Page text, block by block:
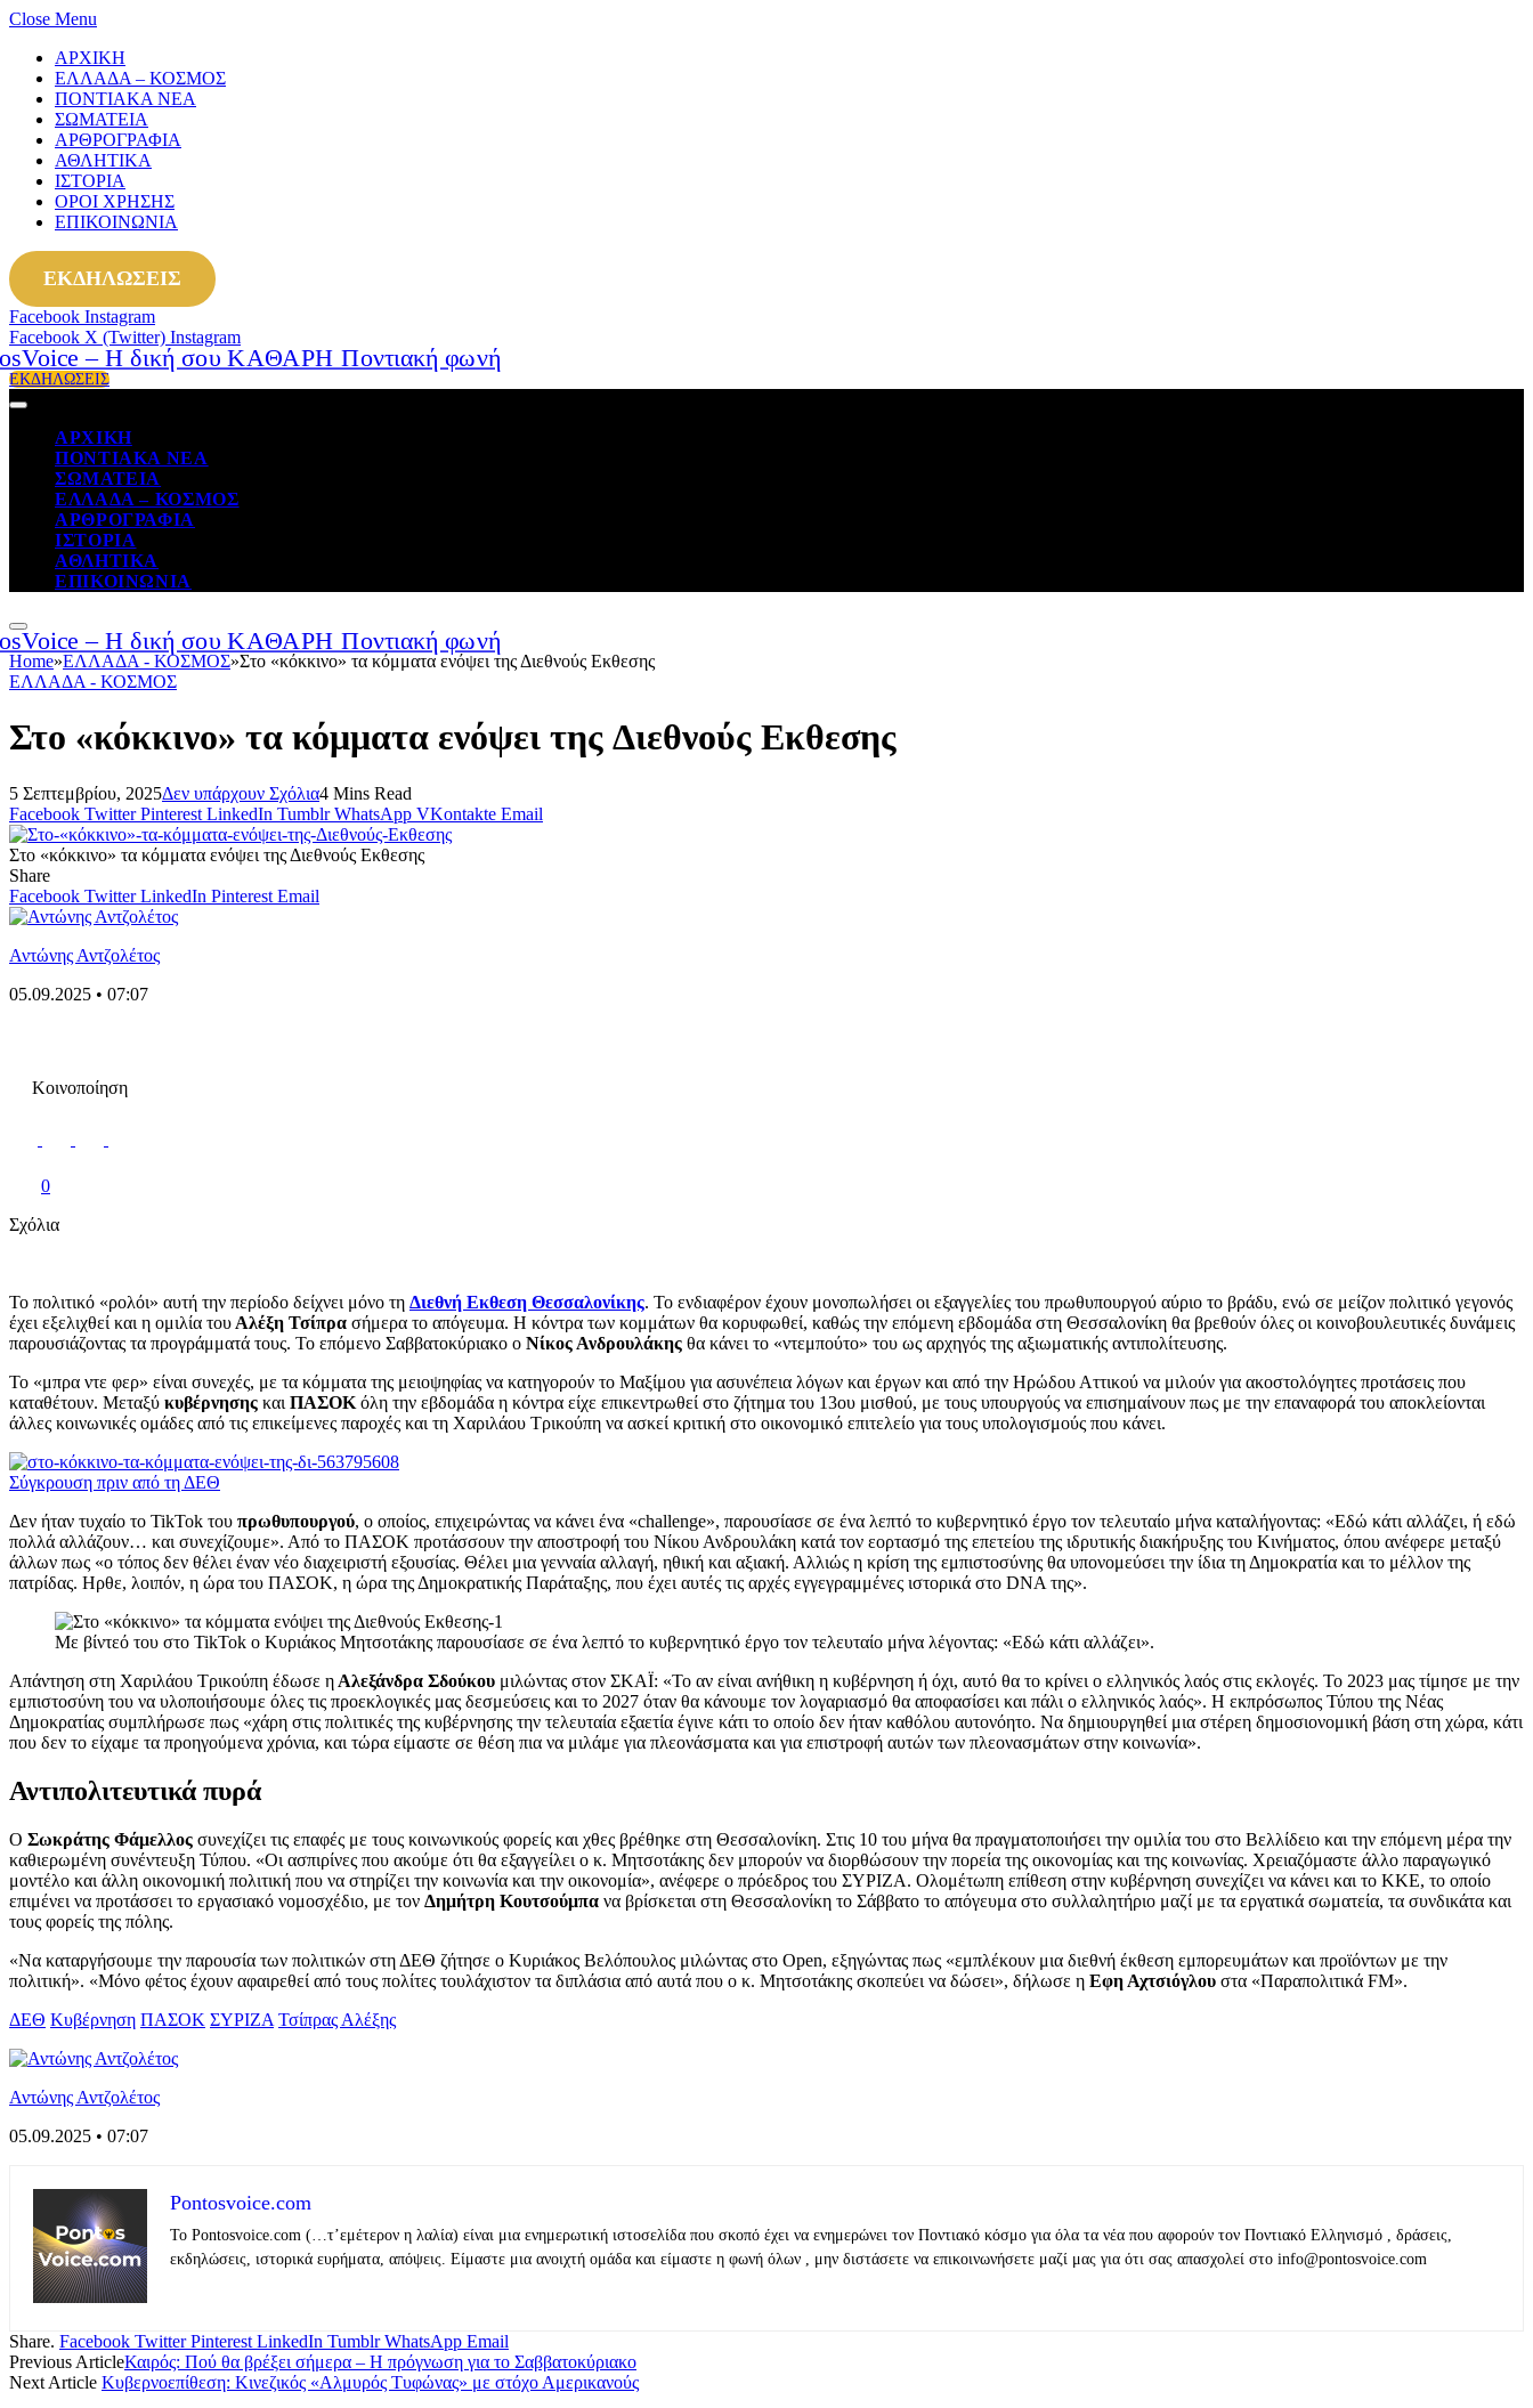
Close Menu
ΑΡΧΙΚΗ
ΕΛΛΑΔΑ – ΚΟΣΜΟΣ
ΠΟΝΤΙΑΚΑ ΝΕΑ
ΣΩΜΑΤΕΙΑ
ΑΡΘΡΟΓΡΑΦΙΑ
ΑΘΛΗΤΙΚΑ
ΙΣΤΟΡΙΑ
ΟΡΟΙ ΧΡΗΣΗΣ
ΕΠΙΚΟΙΝΩΝΙΑ
ΕΚΔΗΛΩΣΕΙΣ
Facebook Instagram
Facebook X (Twitter) Instagram
ΕΚΔΗΛΩΣΕΙΣ
ΑΡΧΙΚΗ
ΠΟΝΤΙΑΚΑ ΝΕΑ
ΣΩΜΑΤΕΙΑ
ΕΛΛΑΔΑ – ΚΟΣΜΟΣ
ΑΡΘΡΟΓΡΑΦΙΑ
ΙΣΤΟΡΙΑ
ΑΘΛΗΤΙΚΑ
ΕΠΙΚΟΙΝΩΝΙΑ
Home»ΕΛΛΑΔΑ - ΚΟΣΜΟΣ»Στο «κόκκινο» τα κόμματα ενόψει της Διεθνούς Εκθεσης
ΕΛΛΑΔΑ - ΚΟΣΜΟΣ
Στο «κόκκινο» τα κόμματα ενόψει της Διεθνούς Εκθεσης
5 Σεπτεμβρίου, 2025Δεν υπάρχουν Σχόλια4 Mins Read
Facebook Twitter Pinterest LinkedIn Tumblr WhatsApp VKontakte Email
Στο «κόκκινο» τα κόμματα ενόψει της Διεθνούς Εκθεσης
Share
Facebook Twitter LinkedIn Pinterest Email
Αντώνης Αντζολέτος
05.09.2025 • 07:07
Κοινοποίηση
0
Σχόλια
Το πολιτικό «ρολόι» αυτή την περίοδο δείχνει μόνο τη Διεθνή Εκθεση Θεσσαλονίκης. Το ενδιαφέρον έχουν μονοπωλήσει οι εξαγγελίες του πρωθυπουργού αύριο το βράδυ, ενώ σε μείζον πολιτικό γεγονός
έχει εξελιχθεί και η ομιλία του Αλέξη Τσίπρα σήμερα το απόγευμα. Η κόντρα των κομμάτων θα κορυφωθεί, καθώς την επόμενη εβδομάδα στη Θεσσαλονίκη θα βρεθούν όλες οι κοινοβουλευτικές δυνάμεις
παρουσιάζοντας τα προγράμματά τους. Το επόμενο Σαββατοκύριακο ο Νίκος Ανδρουλάκης θα κάνει το «ντεμπούτο» του ως αρχηγός της αξιωματικής αντιπολίτευσης.
Το «μπρα ντε φερ» είναι συνεχές, με τα κόμματα της μειοψηφίας να κατηγορούν το Μαξίμου για ασυνέπεια λόγων και έργων και από την Ηρώδου Αττικού να μιλούν για ακοστολόγητες προτάσεις που
καταθέτουν. Μεταξύ κυβέρνησης και ΠΑΣΟΚ όλη την εβδομάδα η κόντρα είχε επικεντρωθεί στο ζήτημα του 13ου μισθού, με τους υπουργούς να επισημαίνουν πως με την επαναφορά του αποκλείονται
άλλες κοινωνικές ομάδες από τις επικείμενες παροχές και τη Χαριλάου Τρικούπη να ασκεί κριτική στο οικονομικό επιτελείο για τους υπολογισμούς που κάνει.
Σύγκρουση πριν από τη ΔΕΘ
Δεν ήταν τυχαίο το TikTok του πρωθυπουργού, ο οποίος, επιχειρώντας να κάνει ένα «challenge», παρουσίασε σε ένα λεπτό το κυβερνητικό έργο τον τελευταίο μήνα καταλήγοντας: «Εδώ κάτι αλλάζει, ή εδώ
πολλά αλλάζουν… και συνεχίζουμε». Από το ΠΑΣΟΚ προτάσσουν την αποστροφή του Νίκου Ανδρουλάκη κατά τον εορτασμό της επετείου της ιδρυτικής διακήρυξης του Κινήματος, όπου ανέφερε μεταξύ
άλλων πως «ο τόπος δεν θέλει έναν νέο διαχειριστή εξουσίας. Θέλει μια γενναία αλλαγή, ηθική και αξιακή. Αλλιώς η κρίση της εμπιστοσύνης θα υπονομεύσει την ίδια τη Δημοκρατία και το μέλλον της
πατρίδας. Ηρθε, λοιπόν, η ώρα του ΠΑΣΟΚ, η ώρα της Δημοκρατικής Παράταξης, που έχει αυτές τις αρχές εγγεγραμμένες ιστορικά στο DNA της».
Με βίντεό του στο TikTok ο Κυριάκος Μητσοτάκης παρουσίασε σε ένα λεπτό το κυβερνητικό έργο τον τελευταίο μήνα λέγοντας: «Εδώ κάτι αλλάζει».
Απάντηση στη Χαριλάου Τρικούπη έδωσε η Αλεξάνδρα Σδούκου μιλώντας στον ΣΚΑΪ: «Το αν είναι ανήθικη η κυβέρνηση ή όχι, αυτό θα το κρίνει ο ελληνικός λαός στις εκλογές. Το 2023 μας τίμησε με την
εμπιστοσύνη του να υλοποιήσουμε όλες τις προεκλογικές μας δεσμεύσεις και το 2027 όταν θα κάνουμε τον λογαριασμό θα αποφασίσει και πάλι ο ελληνικός λαός». Η εκπρόσωπος Τύπου της Νέας
Δημοκρατίας συμπλήρωσε πως «χάρη στις πολιτικές της κυβέρνησης την τελευταία εξαετία έγινε κάτι το οποίο δεν ήταν καθόλου αυτονόητο. Να δημιουργηθεί μια στέρεη δημοσιονομική βάση στη χώρα, κάτι
που δεν το είχαμε τα προηγούμενα χρόνια, και τώρα είμαστε σε θέση πια να μιλάμε για πλεονάσματα και για επιστροφή αυτών των πλεονασμάτων στην κοινωνία».
Αντιπολιτευτικά πυρά
Ο Σωκράτης Φάμελλος συνεχίζει τις επαφές με τους κοινωνικούς φορείς και χθες βρέθηκε στη Θεσσαλονίκη. Στις 10 του μήνα θα πραγματοποιήσει την ομιλία του στο Βελλίδειο και την επόμενη μέρα την
καθιερωμένη συνέντευξη Τύπου. «Οι ασπιρίνες που ακούμε ότι θα εξαγγείλει ο κ. Μητσοτάκης δεν μπορούν να διορθώσουν την πορεία της οικονομίας και της κοινωνίας. Χρειαζόμαστε άλλο παραγωγικό
μοντέλο και άλλη οικονομική πολιτική που να στηρίζει την κοινωνία και την οικονομία», ανέφερε ο πρόεδρος του ΣΥΡΙΖΑ. Ολομέτωπη επίθεση στην κυβέρνηση συνεχίζει να κάνει και το ΚΚΕ, το οποίο
επιμένει να προτάσσει το εργασιακό νομοσχέδιο, με τον Δημήτρη Κουτσούμπα να βρίσκεται στη Θεσσαλονίκη το Σάββατο το απόγευμα στο συλλαλητήριο μαζί με τα εργατικά σωματεία, τα συνδικάτα και
τους φορείς της πόλης.
«Να καταργήσουμε την παρουσία των πολιτικών στη ΔΕΘ ζήτησε ο Κυριάκος Βελόπουλος μιλώντας στο Open, εξηγώντας πως «εμπλέκουν μια διεθνή έκθεση εμπορευμάτων και προϊόντων με την
πολιτική». «Μόνο φέτος έχουν αφαιρεθεί από τους πολίτες τουλάχιστον τα διπλάσια από αυτά που ο κ. Μητσοτάκης σκοπεύει να δώσει», δήλωσε η Εφη Αχτσιόγλου στα «Παραπολιτικά FM».
ΔΕΘ Κυβέρνηση ΠΑΣΟΚ ΣΥΡΙΖΑ Τσίπρας Αλέξης
Αντώνης Αντζολέτος
05.09.2025 • 07:07
Pontosvoice.com
Το Pontosvoice.com (…τ’εμέτερον η λαλία) είναι μια ενημερωτική ιστοσελίδα που σκοπό έχει να ενημερώνει τον Ποντιακό κόσμο για όλα τα νέα που αφορούν τον Ποντιακό Ελληνισμό , δράσεις,
εκδηλώσεις, ιστορικά ευρήματα, απόψεις. Είμαστε μια ανοιχτή ομάδα και είμαστε η φωνή όλων , μην διστάσετε να επικοινωνήσετε μαζί μας για ότι σας απασχολεί στο info@pontosvoice.com
Share. Facebook Twitter Pinterest LinkedIn Tumblr WhatsApp Email
Previous ArticleΚαιρός: Πού θα βρέξει σήμερα – Η πρόγνωση για το Σαββατοκύριακο
Next Article Κυβερνοεπίθεση: Κινεζικός «Αλμυρός Τυφώνας» με στόχο Αμερικανούς